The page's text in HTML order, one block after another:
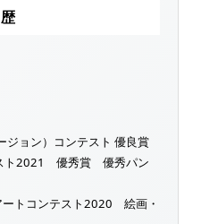
ジョン）コンテスト 優良賞
ト2021 優秀賞 優秀パン
トコンテスト2020 絵画・